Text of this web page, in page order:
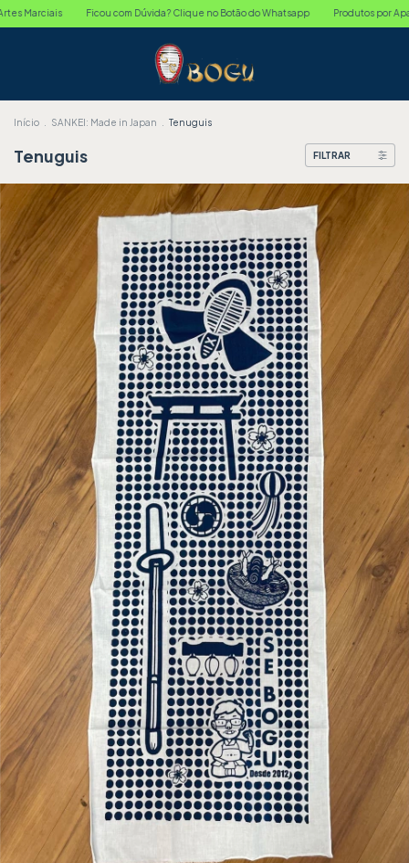
Ficou com Dúvida? Clique no Botão do Whatsapp Produtos por Apaixonados pelas
Início SANKEI: Made in Japan Tenuguis
Tenuguis FILTRAR